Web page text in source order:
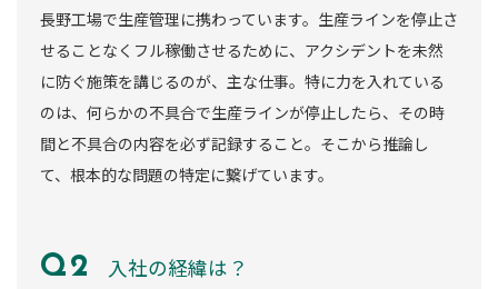
長野工場で生産管理に携わっています。生産ラインを停止さ
せることなくフル稼働させるために、アクシデントを未然
に防ぐ施策を講じるのが、主な仕事。特に力を入れている
のは、何らかの不具合で生産ラインが停止したら、その時
間と不具合の内容を必ず記録すること。そこから推論し
て、根本的な問題の特定に繋げています。
入社の経緯は？